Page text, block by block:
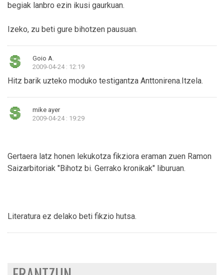
begiak lanbro ezin ikusi gaurkuan.
Izeko, zu beti gure bihotzen pausuan.
Goio A.
2009-04-24 : 12:19
Hitz barik uzteko moduko testigantza Anttonirena.Itzela.
mike ayer
2009-04-24 : 19:29
Gertaera latz honen lekukotza fikziora eraman zuen Ramon
Saizarbitoriak "Bihotz bi. Gerrako kronikak" liburuan.
Literatura ez delako beti fikzio hutsa.